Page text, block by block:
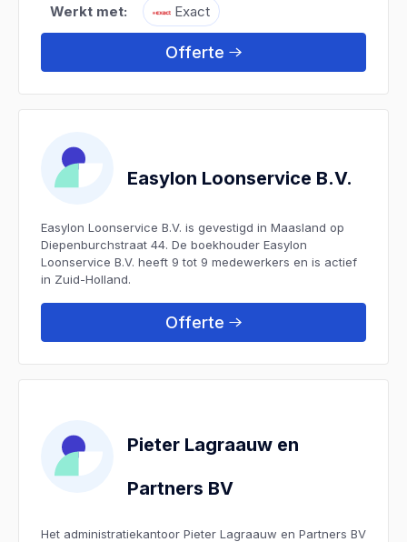
Werkt met: Exact
Offerte
Easylon Loonservice B.V.
Easylon Loonservice B.V. is gevestigd in Maasland op
Diepenburchstraat 44. De boekhouder Easylon
Loonservice B.V. heeft 9 tot 9 medewerkers en is actief
in Zuid-Holland.
Offerte
Pieter Lagraauw en
Partners BV
Het administratiekantoor Pieter Lagraauw en Partners BV